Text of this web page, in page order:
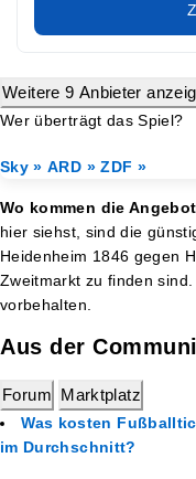
Weitere 9 Anbieter
Wer überträgt das Spiel?
Sky » ARD » ZDF »
Wo kommen die
hier siehst, sind die
Heidenheim 1846 gegen
Zweitmarkt zu finden
vorbehalten.
Aus der
Forum Marktplatz
Was kosten
im Durchschnitt?